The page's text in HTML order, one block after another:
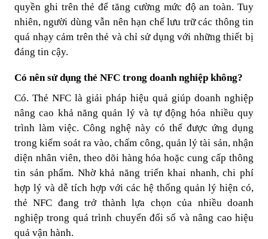
quyền ghi trên thẻ để tăng cường mức độ an toàn. Tuy
nhiên, người dùng vẫn nên hạn chế lưu trữ các thông tin
quá nhạy cảm trên thẻ và chỉ sử dụng với những thiết bị
đáng tin cậy.
Có nên sử dụng thẻ NFC trong doanh nghiệp không?
Có. Thẻ NFC là giải pháp hiệu quả giúp doanh nghiệp
nâng cao khả năng quản lý và tự động hóa nhiều quy
trình làm việc. Công nghệ này có thể được ứng dụng
trong kiểm soát ra vào, chấm công, quản lý tài sản, nhận
diện nhân viên, theo dõi hàng hóa hoặc cung cấp thông
tin sản phẩm. Nhờ khả năng triển khai nhanh, chi phí
hợp lý và dễ tích hợp với các hệ thống quản lý hiện có,
thẻ NFC đang trở thành lựa chọn của nhiều doanh
nghiệp trong quá trình chuyển đổi số và nâng cao hiệu
quả vận hành.